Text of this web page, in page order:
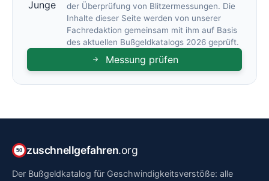
der Überprüfung von Blitzermessungen. Die
Inhalte dieser Seite werden von unserer
Fachredaktion gemeinsam mit ihm auf Basis
des aktuellen Bußgeldkatalogs 2026 geprüft.
Messung prüfen
50 zuschnellgefahren.org
Der Bußgeldkatalog für Geschwindigkeitsverstöße: alle